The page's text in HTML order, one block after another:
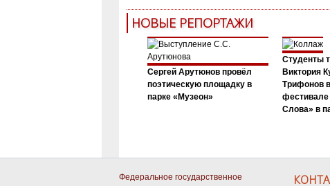
НОВЫЕ РЕПОРТАЖИ
Сергей Арутюнов провёл
поэтическую площадку в
парке «Музеон»
Студенты
Виктория
Трифонов
фестивале
Слова» в
Федеральное государственное